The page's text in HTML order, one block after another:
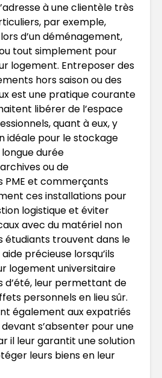
à une clientèle très
par exemple,
d’un déménagement,
tout simplement pour
logement. Entreposer des
hors saison ou des
est une pratique courante
libérer de l’espace
quant à eux, y
idéale pour le stockage
durée
ou de
PME et commerçants
ces installations pour
logistique et éviter
avec du matériel non
étudiants trouvent dans le
précieuse lorsqu’ils
logement universitaire
d’été, leur permettant de
personnels en lieu sûr.
également aux expatriés
s’absenter pour une
il leur garantit une solution
leurs biens en leur